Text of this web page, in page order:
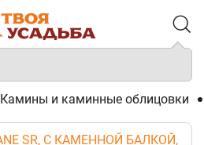
Камины и каминные облицовки